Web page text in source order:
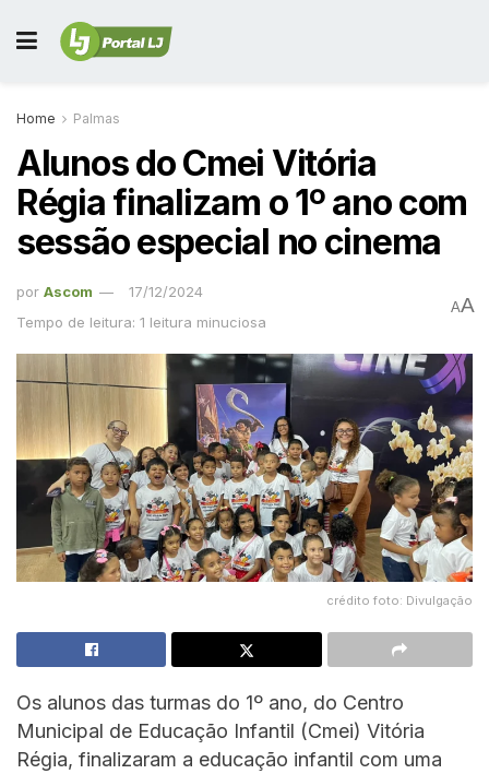
Home Palmas
Alunos do Cmei Vitória
Régia finalizam o 1º ano com
sessão especial no cinema
por Ascom
17/12/2024
Tempo de leitura: 1 leitura minuciosa
AA
crédito foto: Divulgação
Os alunos das turmas do 1º ano, do Centro
Municipal de Educação Infantil (Cmei) Vitória
Régia, finalizaram a educação infantil com uma